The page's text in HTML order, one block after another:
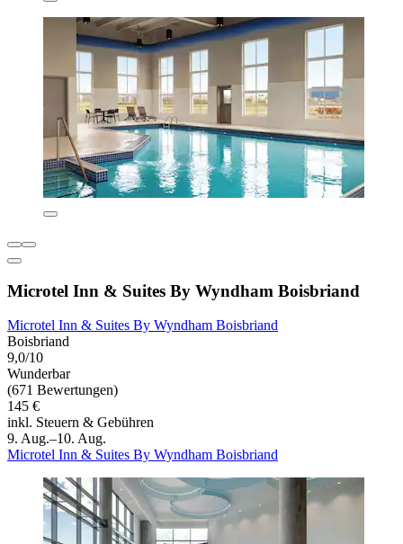
Microtel Inn & Suites By Wyndham Boisbriand
Microtel Inn & Suites By Wyndham Boisbriand
Boisbriand
9,0/10
Wunderbar
(671 Bewertungen)
145 €
inkl. Steuern & Gebühren
9. Aug.–10. Aug.
Microtel Inn & Suites By Wyndham Boisbriand